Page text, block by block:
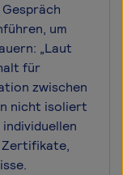
um
„Laut
für
zwischen
nicht isoliert
Zertifikate,